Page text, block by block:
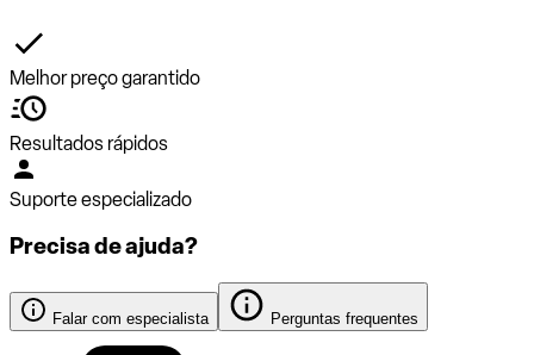
Melhor preço garantido
Resultados rápidos
Suporte especializado
Precisa de ajuda?
Falar com especialista Perguntas frequentes